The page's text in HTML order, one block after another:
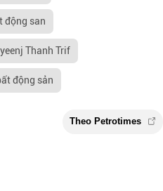
động san
Thanh Trif
động sản